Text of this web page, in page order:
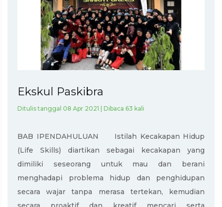
Ekskul Paskibra
Ditulis tanggal 08 Apr 2021 | Dibaca 63 kali
BAB IPENDAHULUAN Istilah Kecakapan Hidup
(Life Skills) diartikan sebagai kecakapan yang
dimiliki seseorang untuk mau dan berani
menghadapi problema hidup dan penghidupan
secara wajar tanpa merasa tertekan, kemudian